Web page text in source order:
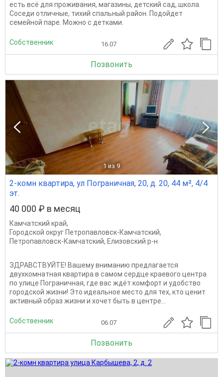
есть всё для проживания, магазины, детский сад, школа.
Соседи отличные, тихий спальный район. Подойдет
семейной паре. Можно с детками.
Собственник 16.07
Позвонить
1 из 9
2-комн квартира, ул Пограничная, 20, д. 20, 44 м², 4/4
эт.
40 000 ₽ в месяц
Камчатский край,
Городской округ Петропавловск-Камчатский,
Петропавловск-Камчатский, Елизовский р-н
ЗДРАВСТВУЙТЕ! Вашему вниманию предлагается
двухкомнатная квартира в самом сердце краевого центра
по улице Пограничная, где вас ждёт комфорт и удобство
городской жизни! Это идеальное место для тех, кто ценит
активный образ жизни и хочет быть в центре...
Собственник 06.07
Позвонить